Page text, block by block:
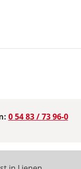
0 54 83 / 73 96-0